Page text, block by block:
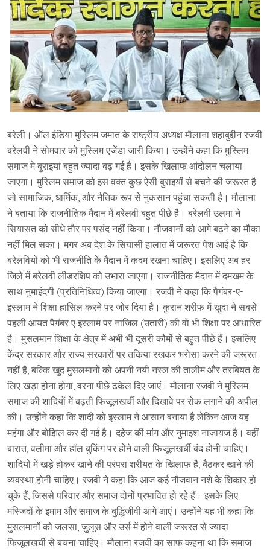
बरेली। ऑल इंडिया मुस्लिम जमात के राष्ट्रीय अध्यक्ष मौलाना शहाबुद्दीन रजवी
बरेलवी ने सोमवार को मुस्लिम एजेंडा जारी किया। उन्होंने कहा कि मुस्लिम
समाज मे बुराइयां बहुत ज्यादा बढ़ गई हैं। इसके खिलाफ आंदोलन चलाया
जाएगा। मुस्लिम समाज को इस वक्त कुछ ऐसी बुराइयों से बचने की जरूरत है
जो सामाजिक, धार्मिक, और नैतिक रूप से नुकसान पहुंचा सकती है। मौलाना
ने बताया कि राजनीतिक मैदान में बरेलवी बहुत पीछे है। बरेलवी उलमा ने
सियासत को सीधे तौर पर पसंद नहीं किया। नौजवानों को आगे बढ़ने का मौका
नहीं मिल सका। मगर अब देश के सियासी हालात में जरूरत पेश आई है कि
बरेलवियों को भी राजनीति के मैदान में कदम रखना चाहिए। इसलिए अब हर
जिले में बरेलवी लीडरशिप को उभारा जाएगा। राजनीतिक मैदान में दमखम के
साथ नुमाइंदगी (प्रतिनिधित्व) किया जाएगा। रजवी ने कहा कि पैगंबर-ए-
इस्लाम ने शिक्षा हासिल करने पर जोर दिया है। कुरान शरीफ में खुदा ने सबसे
पहली आयत पैगंबर ए इस्लाम पर नाजिल (उतारी) की वो भी शिक्षा पर आधारित
है। मुसलमान शिक्षा के क्षेत्र में अभी भी दूसरी कौमों से बहुत पीछे हैं। इसलिए
केंद्र सरकार और राज्य सरकारों पर तकिया रखकर भरोसा करने की जरूरत
नहीं है, बल्कि खुद मुसलमानों को अपनी नयी नस्ल की तालीम और तरबियत के
लिए खड़ा होना होगा, वरना पीछे ढकेल दिए जाएं। मौलाना रजवी ने मुस्लिम
समाज की शादियों में बढ़ती फिजूलखर्ची और दिखावे पर रोक लगाने की अपील
की। उन्होंने कहा कि शादी को इस्लाम ने आसान बनाया है लेकिन आज यह
महंगा और बोझिल कर दी गई है। दहेज की मांग और नुमाइश नाजायज है। वहीं
बारात, वलीमा और हॉल बुकिंग पर होने वाली फिजूलखर्ची बंद होनी चाहिए।
शादियों में खड़े होकर खाने की परंपरा शरीयत के खिलाफ है, बैठकर खाने की
व्यवस्था होनी चाहिए। रजवी ने कहा कि आज कई नौजवान नशे के शिकार हो
चुके हैं, जिससे परिवार और समाज दोनों प्रभावित हो रहे हैं। इसके लिए
मस्जिदों के इमाम और समाज के बुद्धिजीवी आगे आएं। उन्होंने यह भी कहा कि
मुसलमानों को जलसा, जुलूस और उर्स में होने वाली जरूरत से ज्यादा
फिजूलखर्ची से बचना चाहिए। मौलाना रजवी का साफ कहना था कि समाज